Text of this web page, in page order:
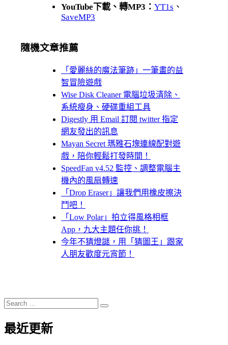
YouTube下載、轉MP3： YT1s 、
SaveMP3
隨機文章推薦
「愛麗絲的魔法筆跡」一筆畫的益
智冒險遊戲
Wise Disk Cleaner 電腦垃圾清除、
系統瘦身、硬碟重組工具
Digestly 用 Email 訂閱 twitter 指定
網友發出的訊息
Mayan Secret 瑪雅石塊連線配對遊
戲，陪你輕鬆打發時間！
SpeedFan v4.52 監控、調整電腦主
機內的風扇轉速
「Drop Eraser」讓我們用橡皮擦決
鬥吧！
「Low Polar」拍立得風格相框
App，九大主題任你挑！
今年不猜燈謎，用「猜圖王」跟家
人朋友歡度元宵節！
Search
for:
Search
最近更新